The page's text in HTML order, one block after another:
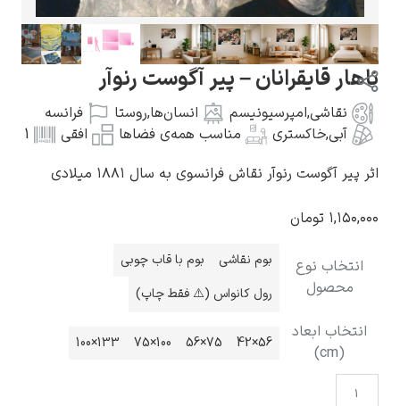
گوستاو کلیمت
ادوارد مونک
ناهار قایقرانان – پیر آگوست رنوآر
نقاشی,امپرسیونیسم انسان‌ها,روستا
فرانسه
آبی,خاکستری مناسب همه‌ی فضاها افقی
1
اثر پیر آگوست رنوآر نقاش فرانسوی به سال ۱۸۸۱ میلادی
۱,۱۵۰,۰۰۰ تومان
انتخاب نوع
محصول
بوم نقاشی
بوم با قاب چوبی
رول کانواس (⚠️ فقط چاپ)
انتخاب ابعاد
(cm)
56×42
75×56
100×75
133×100